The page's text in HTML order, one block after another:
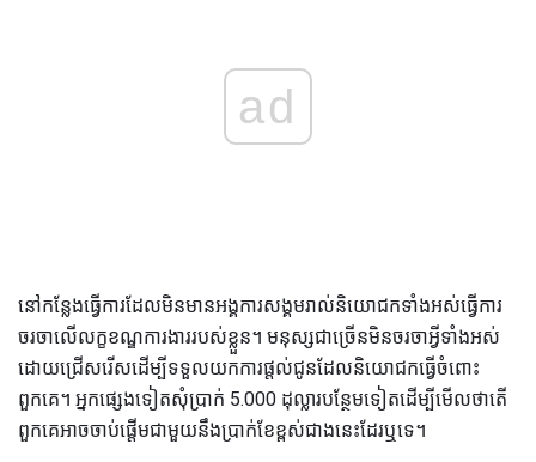
ad
នៅកន្លែងធ្វើការដែលមិនមានអង្គការសង្គមរាល់និយោជកទាំងអស់ធ្វើការ
ចរចាលើលក្ខខណ្ឌការងាររបស់ខ្លួន។ មនុស្សជាច្រើនមិនចរចាអ្វីទាំងអស់
ដោយជ្រើសរើសដើម្បីទទួលយកការផ្តល់ជូនដែលនិយោជកធ្វើចំពោះ
ពួកគេ។ អ្នកផ្សេងទៀតសុំប្រាក់ 5.000 ដុល្លារបន្ថែមទៀតដើម្បីមើលថាតើ
ពួកគេអាចចាប់ផ្តើមជាមួយនឹងប្រាក់ខែខ្ពស់ជាងនេះដែរឬទេ។